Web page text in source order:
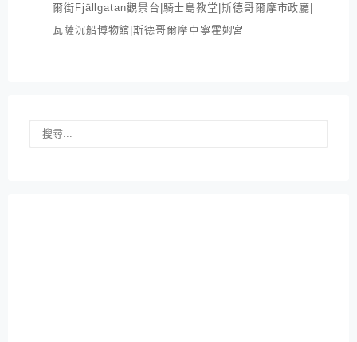
爾街Fjällgatan觀景台|騎士島教堂|斯德哥爾摩市政廳|
瓦薩沉船博物館|斯德哥爾摩卓寧霍姆宮